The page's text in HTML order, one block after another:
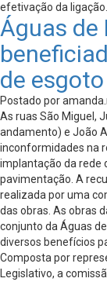
efetivação da ligação.
Águas de
de esgoto
Postado por
As ruas São Miguel,
andamento) e João
inconformidades na
implantação da rede
pavimentação. A
realizada por uma
das obras. As obras
conjunto da Águas
diversos benefícios
Composta por
Legislativo, a